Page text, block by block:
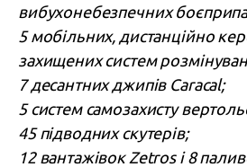
вибухонебезпечних
5 мобільних, дистанційно
захищених систем
7 десантних джипів Caracal;
5 систем самозахисту
45 підводних скутерів;
12 вантажівок Zetros і 8